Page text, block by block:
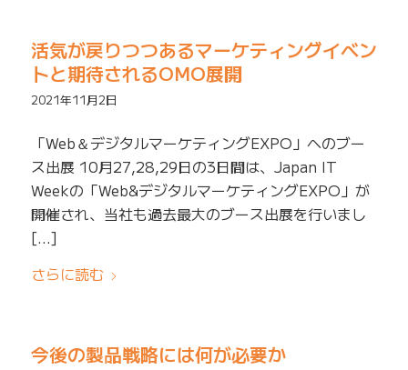
活気が戻りつつあるマーケティングイベン
トと期待されるOMO展開
2021年11月2日
「Web＆デジタルマーケティングEXPO」へのブー
ス出展 10月27,28,29日の3日間は、Japan IT
Weekの「Web&デジタルマーケティングEXPO」が
開催され、当社も過去最大のブース出展を行いまし
[…]
さらに読む
今後の製品戦略には何が必要か